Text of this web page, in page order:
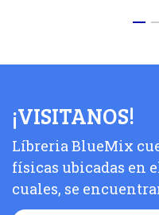
¡VISITANOS!
Líbreria BlueMix
físicas ubicadas en
cuales, se